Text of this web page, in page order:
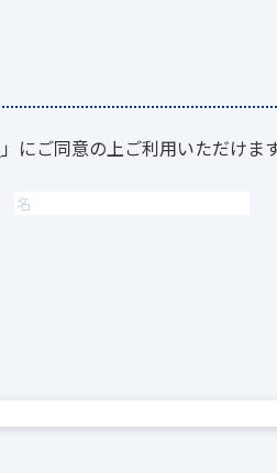
」にご同意の上ご利用いただけま